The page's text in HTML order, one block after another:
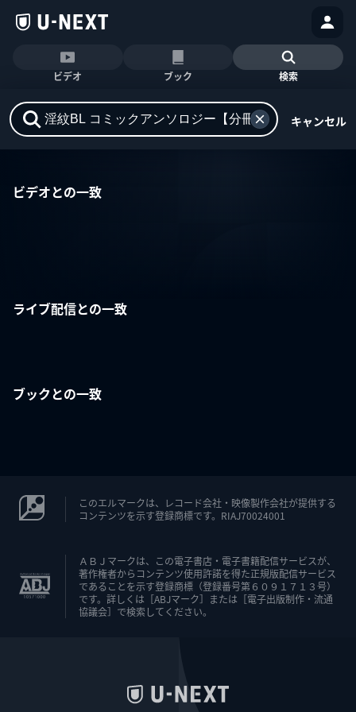
ビデオ ブック 検索
キャンセル
ビデオとの一致
ライブ配信との一致
ブックとの一致
このエルマークは、レコード会社・映像製作会社が提供する
コンテンツを示す登録商標です。RIAJ70024001
ＡＢＪマークは、この電子書店・電子書籍配信サービスが、
著作権者からコンテンツ使用許諾を得た正規版配信サービス
であることを示す登録商標（登録番号第６０９１７１３号）
です。詳しくは［ABJマーク］または［電子出版制作・流通
協議会］で検索してください。